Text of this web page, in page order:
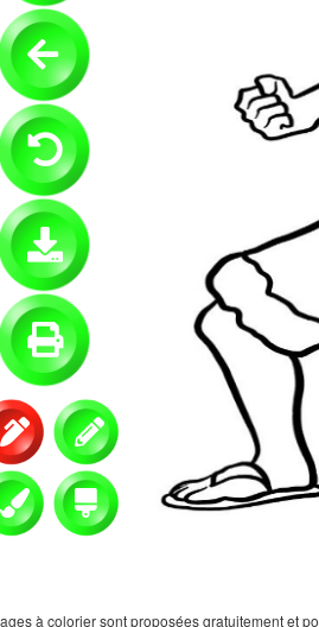
à colorier sont proposées gratuitement et